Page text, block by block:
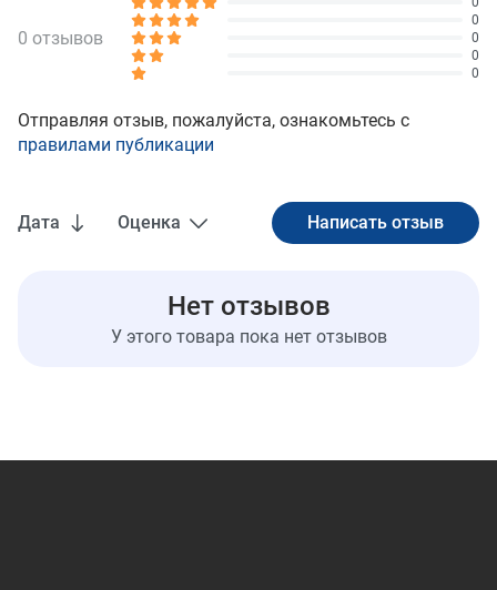
Дата Оценка
Нет отзывов
У этого товара пока нет отзывов
0 отзывов
0
0
0
0
Отправляя отзыв, пожалуйста, ознакомьтесь с
правилами публикации